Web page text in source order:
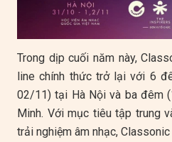
Trong dịp cuối năm này,
line chính thức trở lại với 6
02/11) tại Hà Nội và ba đêm
Minh. Với mục tiêu tập trung
trải nghiệm âm nhạc,